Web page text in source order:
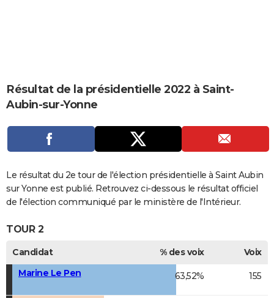
CARTE DE VOEUX
Carte de Noël
Carte Bonne année
Carte Saint-Valentin
Carte Pâques
Carte d'anniversaire
Dictionnaire
Biographies
Expressions
Proverbes
PROGRAMME TV
S'inscrire
Se connecter
Lycées
Collèges
Primaires
Universités
Entreprises
Service militaire
Avis de recherche
AVIS DE DÉCÈS
Bricolage
Lifestyle
Culture
Sport
Auto
Television
Voyage
Cinema
Résultat de la présidentielle 2022 à Saint-
Aubin-sur-Yonne
Le résultat du 2e tour de l'élection présidentielle à Saint Aubin
sur Yonne est publié. Retrouvez ci-dessous le résultat officiel
de l'élection communiqué par le ministère de l'Intérieur.
TOUR 2
Candidat % des voix
Voix
Marine Le Pen
63,52% 155